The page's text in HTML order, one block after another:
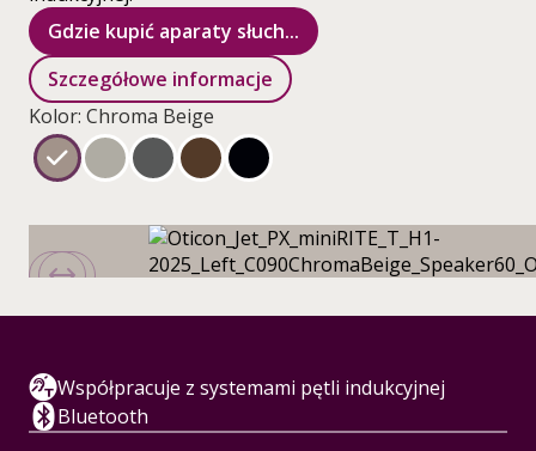
Gdzie kupić aparaty słuch...
Szczegółowe informacje
Kolor: Chroma Beige
Współpracuje z systemami pętli indukcyjnej
Bluetooth